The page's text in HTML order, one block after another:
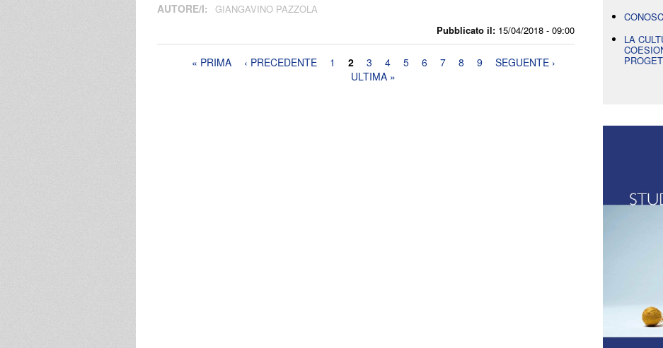
Pubblicato il: 15/04/2018 - 09:00
AUTORE/I: GIANGAVINO PAZZOLA
Pagine« PRIMA ‹ PRECEDENTE 1 2 3 4 5 6 7 8 9
SEGUENTE ›
ULTIMA »
LA